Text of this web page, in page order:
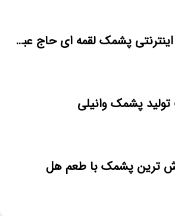
خرید اینترنتی پشمک لقمه ای حاج عبدالله
پشمک وانیلی
ترین پشمک با طعم هل